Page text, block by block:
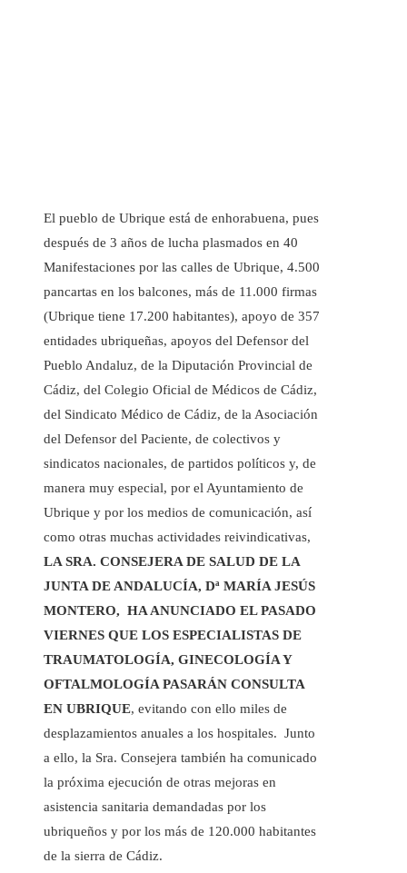
El pueblo de Ubrique está de enhorabuena, pues
después de 3 años de lucha plasmados en 40
Manifestaciones por las calles de Ubrique, 4.500
pancartas en los balcones, más de 11.000 firmas
(Ubrique tiene 17.200 habitantes), apoyo de 357
entidades ubriqueñas, apoyos del Defensor del
Pueblo Andaluz, de la Diputación Provincial de
Cádiz, del Colegio Oficial de Médicos de Cádiz,
del Sindicato Médico de Cádiz, de la Asociación
del Defensor del Paciente, de colectivos y
sindicatos nacionales, de partidos políticos y, de
manera muy especial, por el Ayuntamiento de
Ubrique y por los medios de comunicación, así
como otras muchas actividades reivindicativas,
LA SRA. CONSEJERA DE SALUD DE LA
JUNTA DE ANDALUCÍA, Dª MARÍA JESÚS
MONTERO, HA ANUNCIADO EL PASADO
VIERNES QUE LOS ESPECIALISTAS DE
TRAUMATOLOGÍA, GINECOLOGÍA Y
OFTALMOLOGÍA PASARÁN CONSULTA
EN UBRIQUE, evitando con ello miles de
desplazamientos anuales a los hospitales. Junto
a ello, la Sra. Consejera también ha comunicado
la próxima ejecución de otras mejoras en
asistencia sanitaria demandadas por los
ubriqueños y por los más de 120.000 habitantes
de la sierra de Cádiz.